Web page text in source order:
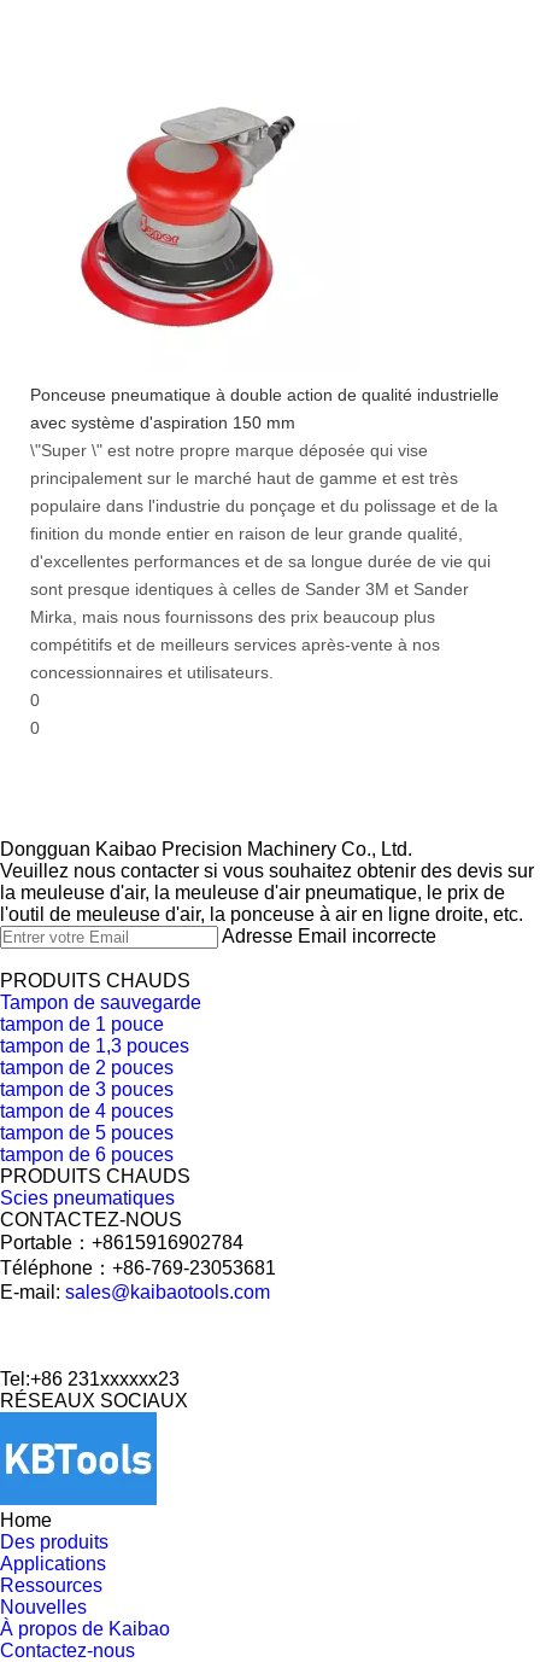
Ponceuse pneumatique à double action de qualité industrielle
avec système d'aspiration 150 mm
\"Super \" est notre propre marque déposée qui vise
principalement sur le marché haut de gamme et est très
populaire dans l'industrie du ponçage et du polissage et de la
finition du monde entier en raison de leur grande qualité,
d'excellentes performances et de sa longue durée de vie qui
sont presque identiques à celles de Sander 3M et Sander
Mirka, mais nous fournissons des prix beaucoup plus
compétitifs et de meilleurs services après-vente à nos
concessionnaires et utilisateurs.
0
0
Dongguan Kaibao Precision Machinery Co., Ltd.​​​​​​​
Veuillez nous contacter si vous souhaitez obtenir des devis sur
la meuleuse d'air, la meuleuse d'air pneumatique, le prix de
l'outil de meuleuse d'air, la ponceuse à air en ligne droite, etc.
Adresse Email incorrecte
PRODUITS CHAUDS
Tampon de sauvegarde
tampon de 1 pouce
tampon de 1,3 pouces
tampon de 2 pouces
tampon de 3 pouces
tampon de 4 pouces
tampon de 5 pouces
tampon de 6 pouces
PRODUITS CHAUDS
Scies pneumatiques
CONTACTEZ-NOUS
Portable：+8615916902784
Téléphone：+86-769-23053681
E-mail: sales@kaibaotools.com
Tel:+86 231xxxxxx23
RÉSEAUX SOCIAUX
Home
Des produits
Applications
Ressources
Nouvelles
À propos de Kaibao
Contactez-nous